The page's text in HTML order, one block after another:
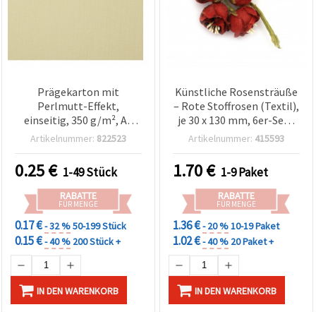
Prägekarton mit
Perlmutt-Effekt,
einseitig, 350 g/m², A4
(297 x 210 mm), Lemon
Artikelnummer: 822523
0.25€ 1-49 Stück
RABATTE
FÜR MENGE
0.17 €- 32 %50-199 Stück
0.15 €- 40 % 200 Stück +
IN DEN WARENKORB
Künstliche Rosensträuße
– Rote Stoffrosen (Textil),
je 30 x 130 mm, 6er-Set |
Textilrosen für DIY,
Blumenarrangements,
Hochzeits- & Wohndeko
Artikelnummer: 415593
1.70€ 1-9 Paket
RABATTE
FÜR MENGE
1.36 €- 20 %10-19 Paket
1.02 €- 40 % 20 Paket +
IN DEN WARENKORB